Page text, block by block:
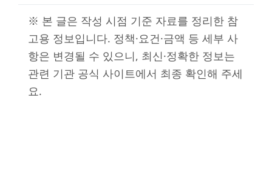
※ 본 글은 작성 시점 기준 자료를 정리한 참
고용 정보입니다. 정책·요건·금액 등 세부 사
항은 변경될 수 있으니, 최신·정확한 정보는
관련 기관 공식 사이트에서 최종 확인해 주세
요.